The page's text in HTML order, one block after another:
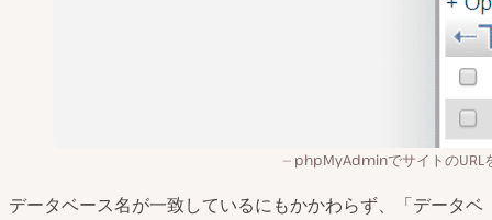
phpMyAdminでサイトのURL
データベース名が一致しているにもかかわらず、「データベ